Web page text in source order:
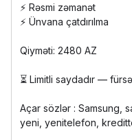
⚡ Rəsmi zəmanət
⚡ Ünvana çatdırılma
Qiyməti: 2480 AZ
⏳ Limitli saydadır —
Açar sözlər : Samsung,
yeni, yenitelefon,